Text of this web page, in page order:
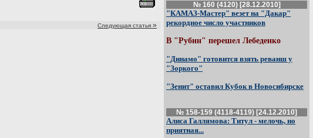
Следующая статья »
№ 160 (4120) [28.12.2010]
"КАМАЗ-Мастер" везет на "Дакар"
рекордное число участников
В "Рубин" перешел Лебеденко
"Динамо" готовится взять реванш у
"Зоркого"
"Зенит" оставил Кубок в Новосибирске
№ 158-159 (4118-4119) [24.12.2010]
Алиса Галлямова: Титул - мелочь, но
приятная...